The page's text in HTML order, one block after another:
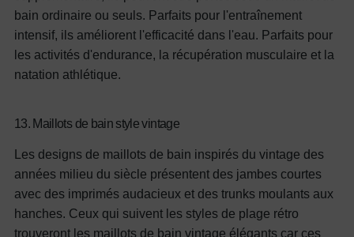
bain ordinaire ou seuls. Parfaits pour l'entraînement
intensif, ils améliorent l'efficacité dans l'eau. Parfaits pour
les activités d'endurance, la récupération musculaire et la
natation athlétique.
13. Maillots de bain style vintage
Les designs de maillots de bain inspirés du vintage des
années milieu du siècle présentent des jambes courtes
avec des imprimés audacieux et des trunks moulants aux
hanches. Ceux qui suivent les styles de plage rétro
trouveront les maillots de bain vintage élégants car ces